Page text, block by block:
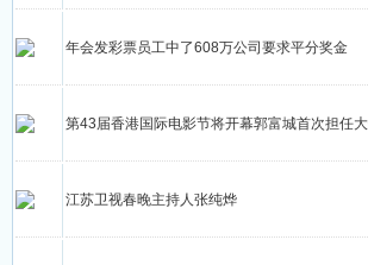
年会发彩票员工中了608万公司要求平分奖金
第43届香港国际电影节将开幕郭富城首次担任
江苏卫视春晚主持人张纯烨